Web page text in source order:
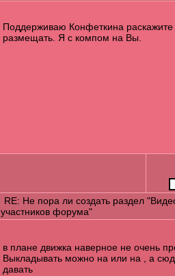
Поддерживаю Конфеткина раскажите
размещать. Я с компом на Вы.
RE: Не пора ли создать раздел
участников форума"
в плане движка наверное не очень
Выкладывать можно на или на , а
давать